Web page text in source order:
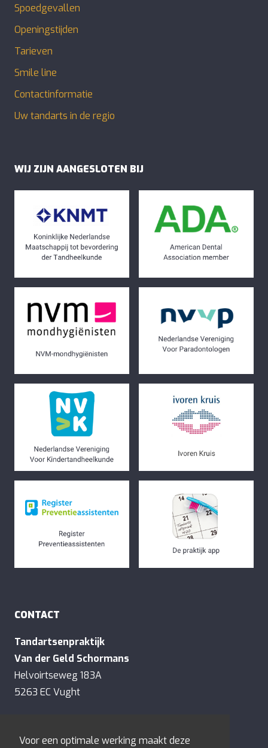
Voor een optimale werking maakt deze
Spoedgevallen
Openingstijden
Tarieven
Smile line
Contactinformatie
Uw tandarts in de regio
WIJ ZIJN AANGESLOTEN BIJ
CONTACT
Tandartsenpraktijk
Van der Geld Schormans
Helvoirtseweg 183A
5263 EC Vught
T:073-6577128